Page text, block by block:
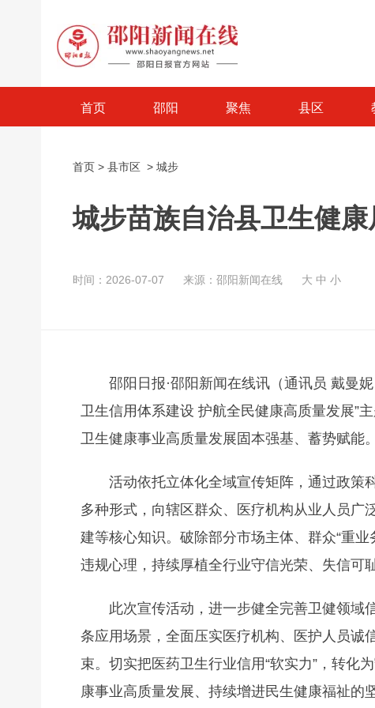
首页 邵阳 聚焦 县区
首页 > 县市区 > 城步
城步苗族自治县卫生健
时间：2026-07-07 来源：邵阳新闻在线 大 中 小
邵阳日报·邵阳新闻在线讯（通讯员 戴曼
卫生信用体系建设 护航全民健康高质量发展”
卫生健康事业高质量发展固本强基、蓄势赋能。
活动依托立体化全域宣传矩阵，通过政策
多种形式，向辖区群众、医疗机构从业人员广
建等核心知识。破除部分市场主体、群众“重
违规心理，持续厚植全行业守信光荣、失信可
此次宣传活动，进一步健全完善卫健领域
条应用场景，全面压实医疗机构、医护人员诚
束。切实把医药卫生行业信用“软实力”，转化
康事业高质量发展、持续增进民生健康福祉的坚